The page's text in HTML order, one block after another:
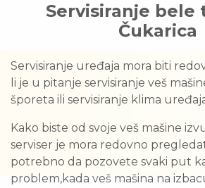
Servisiranje bele
Čukarica
Servisiranje uređaja mora biti
li je u pitanje servisiranje veš
šporeta ili servisiranje klima
Kako biste od svoje veš mašine
serviser je mora redovno
potrebno da pozovete svaki put
problem,kada veš mašina na